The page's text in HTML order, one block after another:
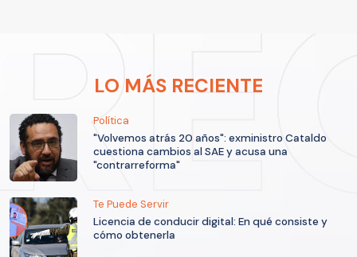
LO MÁS RECIENTE
Política
"Volvemos atrás 20 años": exministro Cataldo
cuestiona cambios al SAE y acusa una
"contrarreforma"
Te Puede Servir
Licencia de conducir digital: En qué consiste y
cómo obtenerla